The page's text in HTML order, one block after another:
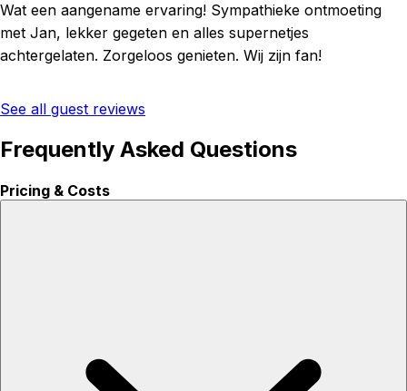
Wat een aangename ervaring! Sympathieke ontmoeting
met Jan, lekker gegeten en alles supernetjes
achtergelaten. Zorgeloos genieten. Wij zijn fan!
See all guest reviews
Frequently Asked Questions
Pricing & Costs